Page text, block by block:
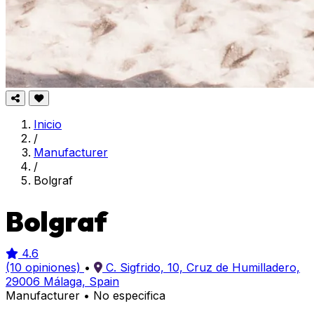
Inicio
/
Manufacturer
/
Bolgraf
Bolgraf
4.6
(10 opiniones) •
C. Sigfrido, 10, Cruz de Humilladero,
29006 Málaga, Spain
Manufacturer • No especifica